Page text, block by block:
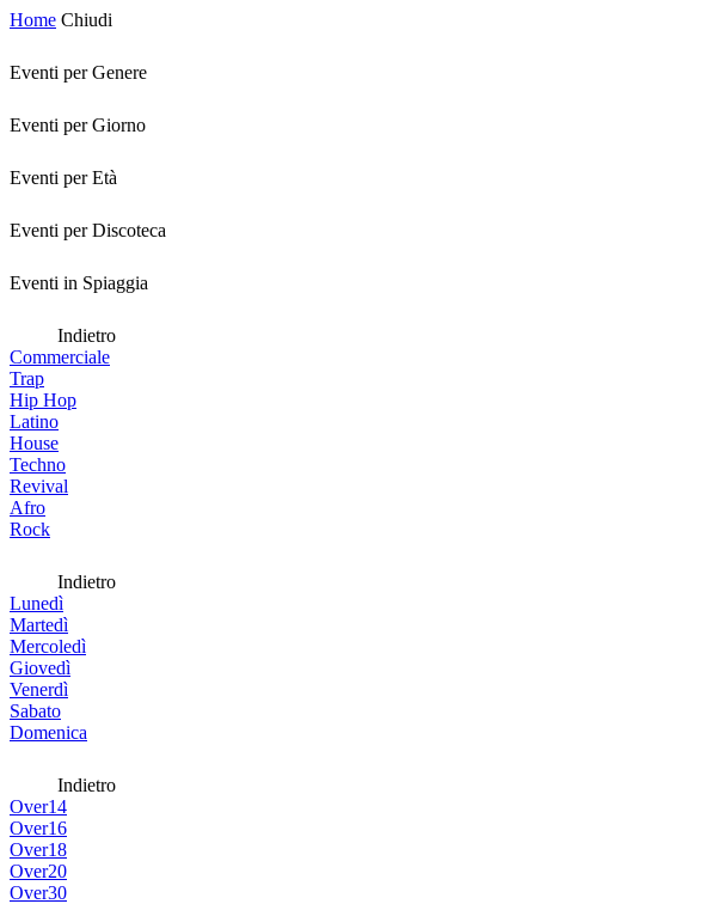
Home Chiudi
Eventi per Genere
Eventi per Giorno
Eventi per Età
Eventi per Discoteca
Eventi in Spiaggia
Indietro
Commerciale
Trap
Hip Hop
Latino
House
Techno
Revival
Afro
Rock
Indietro
Lunedì
Martedì
Mercoledì
Giovedì
Venerdì
Sabato
Domenica
Indietro
Over14
Over16
Over18
Over20
Over30